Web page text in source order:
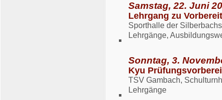
Samstag, 22. Juni
Lehrgang zu
Sporthalle der
Lehrgänge,
Sonntag, 3.
Kyu
TSV Gambach,
Lehrgänge